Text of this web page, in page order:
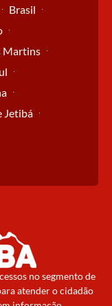
Brasil
Martins
Jetibá
no segmento de
atender o cidadão